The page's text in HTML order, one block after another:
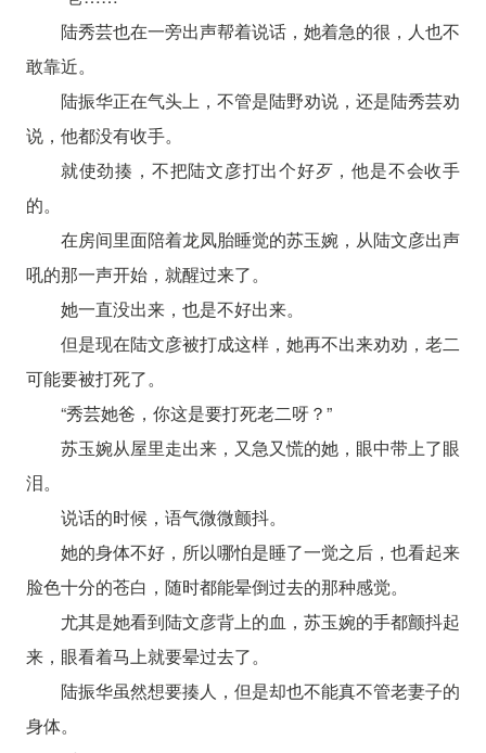
陆秀芸也在一旁出声帮着说话，她着急的很，人也不
敢靠近。
陆振华正在气头上，不管是陆野劝说，还是陆秀芸劝
说，他都没有收手。
就使劲揍，不把陆文彦打出个好歹，他是不会收手
的。
在房间里面陪着龙凤胎睡觉的苏玉婉，从陆文彦出声
吼的那一声开始，就醒过来了。
她一直没出来，也是不好出来。
但是现在陆文彦被打成这样，她再不出来劝劝，老二
可能要被打死了。
“秀芸她爸，你这是要打死老二呀？”
苏玉婉从屋里走出来，又急又慌的她，眼中带上了眼
泪。
说话的时候，语气微微颤抖。
她的身体不好，所以哪怕是睡了一觉之后，也看起来
脸色十分的苍白，随时都能晕倒过去的那种感觉。
尤其是她看到陆文彦背上的血，苏玉婉的手都颤抖起
来，眼看着马上就要晕过去了。
陆振华虽然想要揍人，但是却也不能真不管老妻子的
身体。